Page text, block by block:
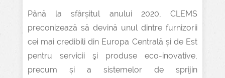
Până la sfârșitul anului 2020, CLEMS
preconizează să devină unul dintre furnizorii
cei mai credibili din Europa Centrală și de Est
pentru servicii şi produse eco-inovative,
precum și a sistemelor de sprijin